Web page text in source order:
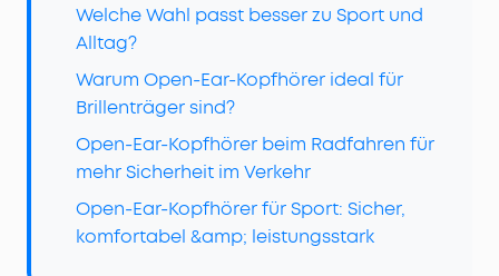
Welche Wahl passt besser zu Sport und
Alltag?
Warum Open-Ear-Kopfhörer ideal für
Brillenträger sind?
Open-Ear-Kopfhörer beim Radfahren für
mehr Sicherheit im Verkehr
Open-Ear-Kopfhörer für Sport: Sicher,
komfortabel &amp; leistungsstark